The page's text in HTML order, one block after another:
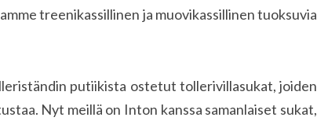
treenikassillinen ja muovikassillinen tuoksuvia
putiikista ostetut tollerivillasukat, joiden
Nyt meillä on Inton kanssa samanlaiset sukat,